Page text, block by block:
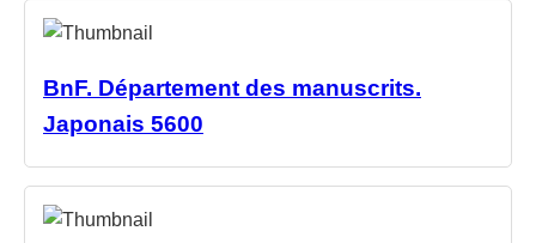
BnF. Département des manuscrits.
Japonais 5600